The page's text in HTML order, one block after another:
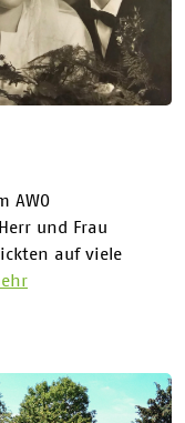
AWO
und Frau
auf viele